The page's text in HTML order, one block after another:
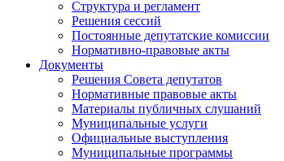
Структура и регламент
Решения сессий
Постоянные депутатские комиссии
Нормативно-правовые акты
Документы
Решения Совета депутатов
Нормативные правовые акты
Материалы публичных слушаний
Муниципальные услуги
Официальные выступления
Муниципальные программы